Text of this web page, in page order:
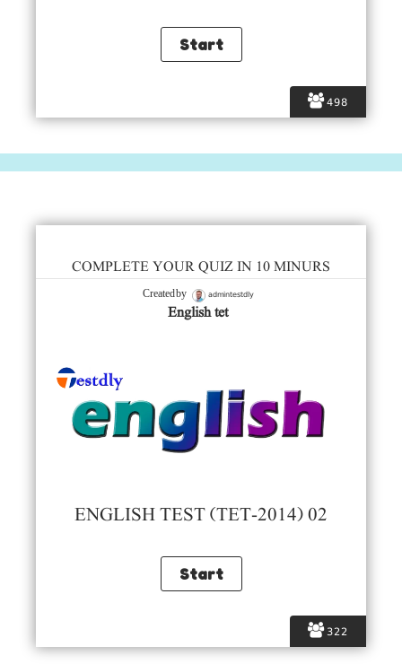
498
322
COMPLETE YOUR QUIZ IN 10 MINURS
Created by admintestdly
English tet
ENGLISH TEST (TET-2014) 02